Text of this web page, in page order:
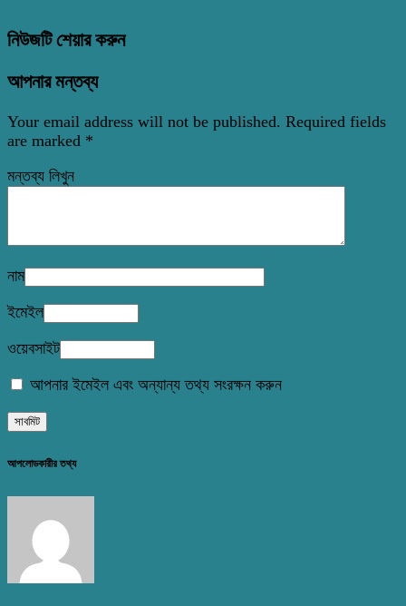
নিউজটি শেয়ার করুন
আপনার মন্তব্য
Your email address will not be published. Required fields
are marked *
মন্তব্য লিখুন
নাম
ইমেইল
ওয়েবসাইট
আপনার ইমেইল এবং অন্যান্য তথ্য সংরক্ষন করুন
আপলোডকারীর তথ্য